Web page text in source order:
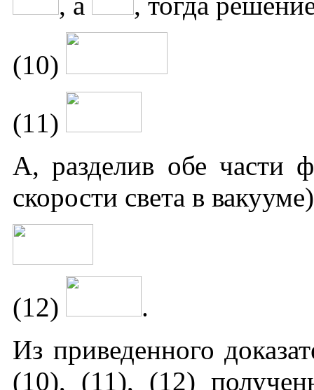
(10)
(11)
А, разделив обе
скорости света в
(12)
.
Из приведенного
(10), (11), (12)